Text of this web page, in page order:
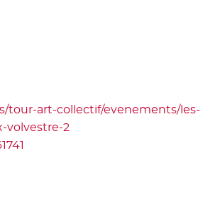
tour-art-collectif/evenements/les-
volvestre-2- Nouvelle fenêtre